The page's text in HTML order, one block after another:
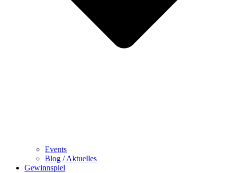
Events
Blog / Aktuelles
Gewinnspiel